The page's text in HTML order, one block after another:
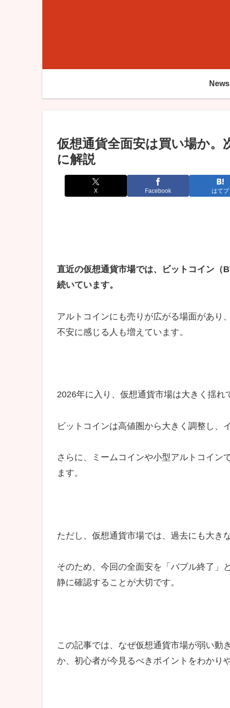
News
仮想通貨全面安は買い場か。
に解説
X Facebook はてブ
直近の仮想通貨市場では、ビットコイン（
続いています。
アルトコインにも売りが広がる場面があり
不安に感じる人も増えています。
2026年に入り、仮想通貨市場は大きく揺れ
ビットコインは高値圏から大きく調整し、
さらに、ミームコインや小型アルトコイン
ます。
ただし、仮想通貨市場では、過去にも大き
そのため、今回の全面安を「バブル終了」
静に確認することが大切です。
この記事では、なぜ仮想通貨市場が弱い動
か、初心者が今見るべきポイントをわかり